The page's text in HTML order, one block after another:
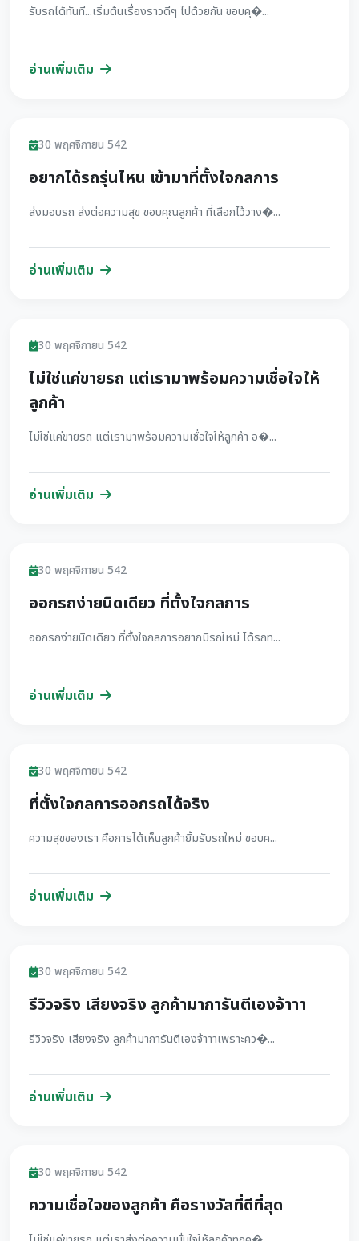
รับรถได้ทันที...เริ่มต้นเรื่องราวดีๆ ไปด้วยกัน ขอบคุ�...
อ่านเพิ่มเติม
รีวิว
30 พฤศจิกายน 542
อยากได้รถรุ่นไหน เข้ามาที่ตั้งใจกลการ
ส่งมอบรถ ส่งต่อความสุข ขอบคุณลูกค้า ที่เลือกไว้วาง�...
อ่านเพิ่มเติม
รีวิว
30 พฤศจิกายน 542
ไม่ใช่แค่ขายรถ แต่เรามาพร้อมความเชื่อใจให้
ลูกค้า
ไม่ใช่แค่ขายรถ แต่เรามาพร้อมความเชื่อใจให้ลูกค้า อ�...
อ่านเพิ่มเติม
รีวิว
30 พฤศจิกายน 542
ออกรถง่ายนิดเดียว ที่ตั้งใจกลการ
ออกรถง่ายนิดเดียว ที่ตั้งใจกลการอยากมีรถใหม่ ได้รถท...
อ่านเพิ่มเติม
รีวิว
30 พฤศจิกายน 542
ที่ตั้งใจกลการออกรถได้จริง
ความสุขของเรา คือการได้เห็นลูกค้ายิ้มรับรถใหม่ ขอบค...
อ่านเพิ่มเติม
รีวิว
30 พฤศจิกายน 542
รีวิวจริง เสียงจริง ลูกค้ามาการันตีเองจ้าาา
รีวิวจริง เสียงจริง ลูกค้ามาการันตีเองจ้าาาเพราะคว�...
อ่านเพิ่มเติม
รีวิว
30 พฤศจิกายน 542
ความเชื่อใจของลูกค้า คือรางวัลที่ดีที่สุด